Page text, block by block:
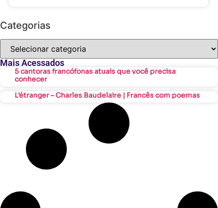
Categorias
Mais Acessados
5 cantoras francófonas atuais que você precisa
conhecer
L’étranger – Charles Baudelaire | Francês com poemas